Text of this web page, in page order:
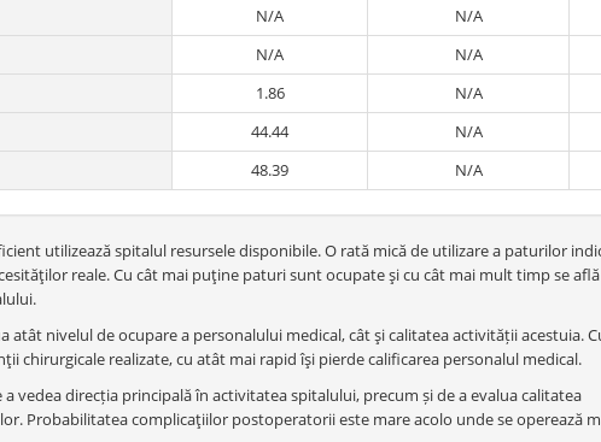
N/A N/A
N/A N/A
1.86 N/A
44.44 N/A
48.39 N/A
utilizează spitalul resursele disponibile. O rată mică de utilizare a paturilor
reale. Cu cât mai puţine paturi sunt ocupate şi cu cât mai mult timp se află
atât nivelul de ocupare a personalului medical, cât şi calitatea activității acestuia.
chirurgicale realizate, cu atât mai rapid îşi pierde calificarea personalul medical.
vedea direcția principală în activitatea spitalului, precum și de a evalua calitatea
Probabilitatea complicaţiilor postoperatorii este mare acolo unde se operează